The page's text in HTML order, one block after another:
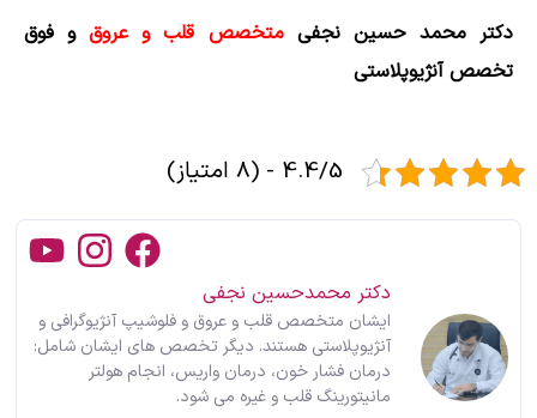
دکتر محمد حسین نجفیمتخصص قلب و عروقو فوق
تخصص آنژیوپلاستی
4.4/5 - (8 امتیاز)
دکتر محمدحسین نجفی
ایشان متخصص قلب و عروق و فلوشیپ آنژیوگرافی و
آنژیوپلاستی هستند. دیگر تخصص های ایشان شامل:
درمان فشار خون، درمان واریس، انجام هولتر
مانیتورینگ قلب و غیره می شود.